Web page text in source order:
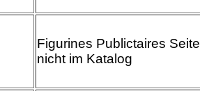
Figurines Publictaires Seite
nicht im Katalog